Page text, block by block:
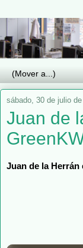
sábado, 30 de julio
Juan de
Juan de la Herrán